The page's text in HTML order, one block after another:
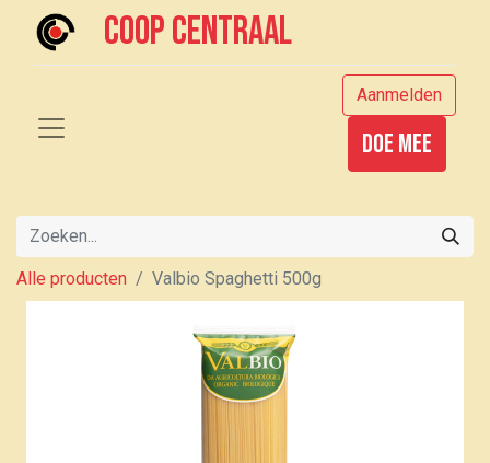
Coop centraal
Aanmelden
Doe mee
Alle producten Valbio Spaghetti 500g